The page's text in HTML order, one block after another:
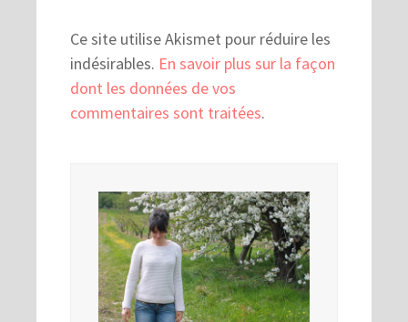
Ce site utilise Akismet pour réduire les
indésirables. En savoir plus sur la façon
dont les données de vos
commentaires sont traitées.